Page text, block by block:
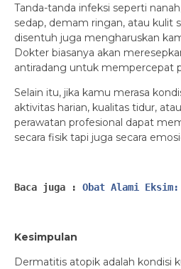
Tanda-tanda infeksi seperti
sedap, demam ringan, atau kulit
disentuh juga mengharuskan
Dokter biasanya akan
antiradang untuk mempercepat
Selain itu, jika kamu merasa
aktivitas harian, kualitas tidur,
perawatan profesional dapat
secara fisik tapi juga secara
Baca juga : Obat Alami Eksim:
Kesimpulan
Dermatitis atopik adalah kondisi